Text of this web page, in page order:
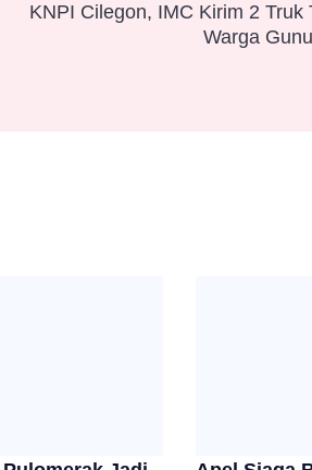
KNPI Cilegon, IMC Kirim 2 Truk
Warga